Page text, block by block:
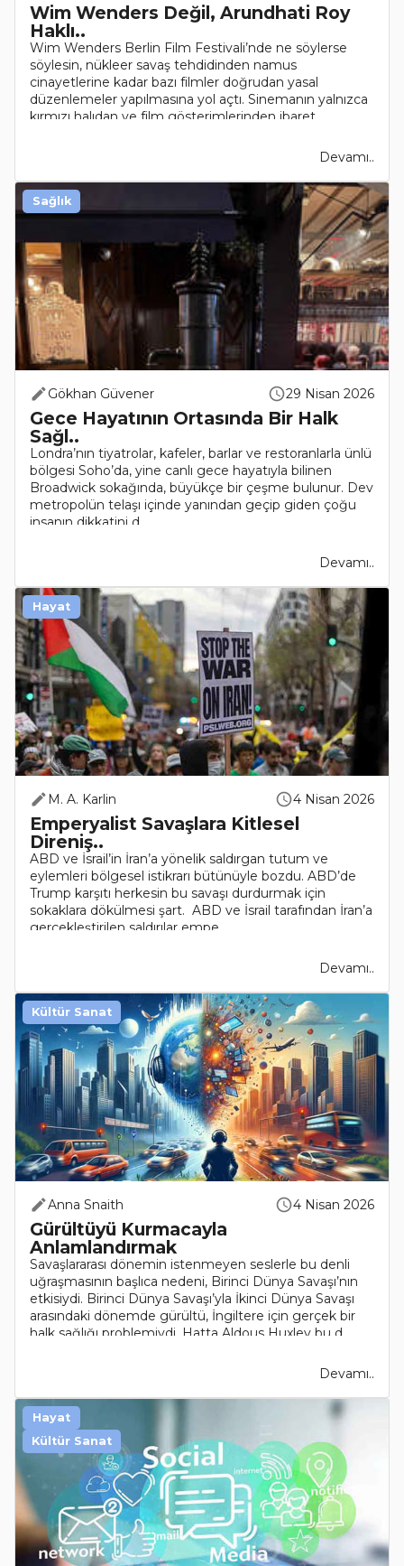
Wim Wenders Değil, Arundhati Roy
Haklı..
Wim Wenders Berlin Film Festivali’nde ne söylerse
söylesin, nükleer savaş tehdidinden namus
cinayetlerine kadar bazı filmler doğrudan yasal
düzenlemeler yapılmasına yol açtı. Sinemanın yalnızca
kırmızı halıdan ve film gösterimlerinden ibaret
Devamı..
Gökhan Güvener 29 Nisan 2026
Gece Hayatının Ortasında Bir Halk
Sağl..
Londra’nın tiyatrolar, kafeler, barlar ve restoranlarla ünlü
bölgesi Soho’da, yine canlı gece hayatıyla bilinen
Broadwick sokağında, büyükçe bir çeşme bulunur. Dev
metropolün telaşı içinde yanından geçip giden çoğu
insanın dikkatini d..
Devamı..
Sağlık
M. A. Karlin 4 Nisan 2026
Emperyalist Savaşlara Kitlesel
Direniş..
ABD ve İsrail’in İran’a yönelik saldırgan tutum ve
eylemleri bölgesel istikrarı bütünüyle bozdu. ABD’de
Trump karşıtı herkesin bu savaşı durdurmak için
sokaklara dökülmesi şart. ABD ve İsrail tarafından İran’a
gerçekleştirilen saldırılar empe..
Devamı..
Hayat
Anna Snaith 4 Nisan 2026
Gürültüyü Kurmacayla
Anlamlandırmak
Savaşlararası dönemin istenmeyen seslerle bu denli
uğraşmasının başlıca nedeni, Birinci Dünya Savaşı’nın
etkisiydi. Birinci Dünya Savaşı’yla İkinci Dünya Savaşı
arasındaki dönemde gürültü, İngiltere için gerçek bir
halk sağlığı problemiydi. Hatta Aldous Huxley bu d..
Devamı..
Kültür Sanat
Hayat
Kültür Sanat